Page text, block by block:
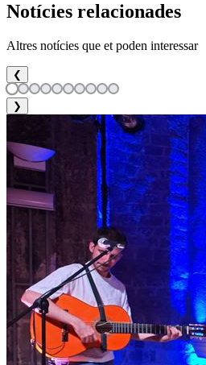
Notícies relacionades
Altres notícies que et poden interessar
❮
❯